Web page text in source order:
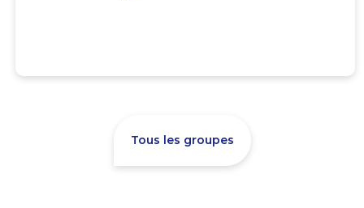
Tous les groupes